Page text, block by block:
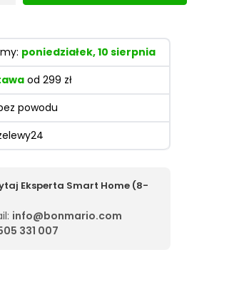
poniedziałek, 10 sierpnia
od 299 zł
powodu
Eksperta Smart Home (8-
info@bonmario.com
331 007